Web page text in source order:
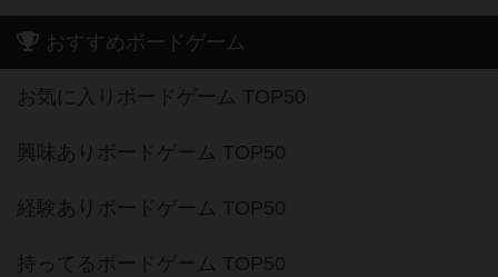
おすすめボードゲーム
お気に入りボードゲーム TOP50
興味ありボードゲーム TOP50
経験ありボードゲーム TOP50
持ってるボードゲーム TOP50